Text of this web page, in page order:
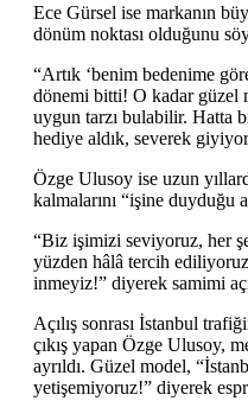
Ece Gürsel ise markanın
dönüm noktası olduğunu
“Artık ‘benim bedenime
dönemi bitti! O kadar güzel
uygun tarzı bulabilir. Hatta
hediye aldık, severek
Özge Ulusoy ise uzun
kalmalarını “işine duyduğu
“Biz işimizi seviyoruz, her
yüzden hâlâ tercih
inmeyiz!” diyerek samimi
Açılış sonrası İstanbul
çıkış yapan Özge Ulusoy,
ayrıldı. Güzel model,
yetişemiyoruz!” diyerek